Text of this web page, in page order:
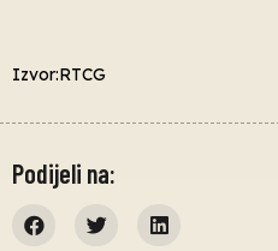
Izvor:RTCG
Podijeli na: